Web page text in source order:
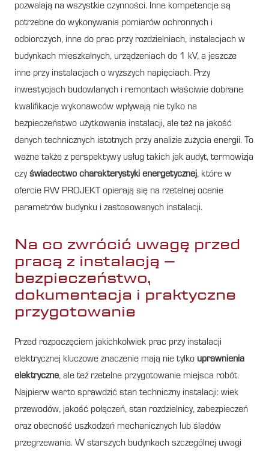
pozwalają na wszystkie czynności. Inne kompetencje są
potrzebne do wykonywania pomiarów ochronnych i
odbiorczych, inne do prac przy rozdzielniach, instalacjach w
budynkach mieszkalnych, urządzeniach do 1 kV, a jeszcze
inne przy instalacjach o wyższych napięciach. Przy
inwestycjach budowlanych i remontach właściwie dobrane
kwalifikacje wykonawców wpływają nie tylko na
bezpieczeństwo użytkowania instalacji, ale też na jakość
danych technicznych istotnych przy analizie zużycia energii. To
ważne także z perspektywy usług takich jak audyt, termowizja
czyświadectwo charakterystyki energetycznej, które w
ofercie RW PROJEKT opierają się na rzetelnej ocenie
parametrów budynku i zastosowanych instalacji.
Na co zwrócić uwagę przed
pracą z instalacją –
bezpieczeństwo,
dokumentacja i praktyczne
przygotowanie
Przed rozpoczęciem jakichkolwiek prac przy instalacji
elektrycznej kluczowe znaczenie mają nie tylko uprawnienia
elektryczne, ale też rzetelne przygotowanie miejsca robót.
Najpierw warto sprawdzić stan techniczny instalacji: wiek
przewodów, jakość połączeń, stan rozdzielnicy, zabezpieczeń
oraz obecność uszkodzeń mechanicznych lub śladów
przegrzewania. W starszych budynkach szczególnej uwagi